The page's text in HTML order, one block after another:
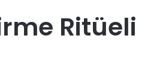
Ritüeli